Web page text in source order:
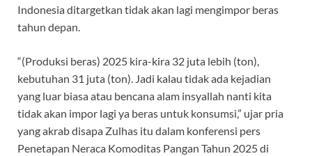
Indonesia ditargetkan tidak akan lagi mengimpor beras
tahun depan.
“(Produksi beras) 2025 kira-kira 32 juta lebih (ton),
kebutuhan 31 juta (ton). Jadi kalau tidak ada kejadian
yang luar biasa atau bencana alam insyallah nanti kita
tidak akan impor lagi ya beras untuk konsumsi,” ujar pria
yang akrab disapa Zulhas itu dalam konferensi pers
Penetapan Neraca Komoditas Pangan Tahun 2025 di